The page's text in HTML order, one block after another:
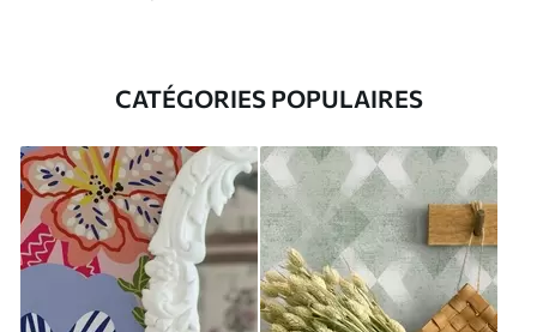
CATÉGORIES POPULAIRES